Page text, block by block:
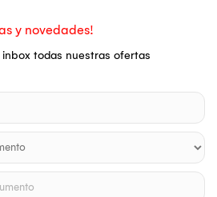
y novedades!
todas nuestras ofertas